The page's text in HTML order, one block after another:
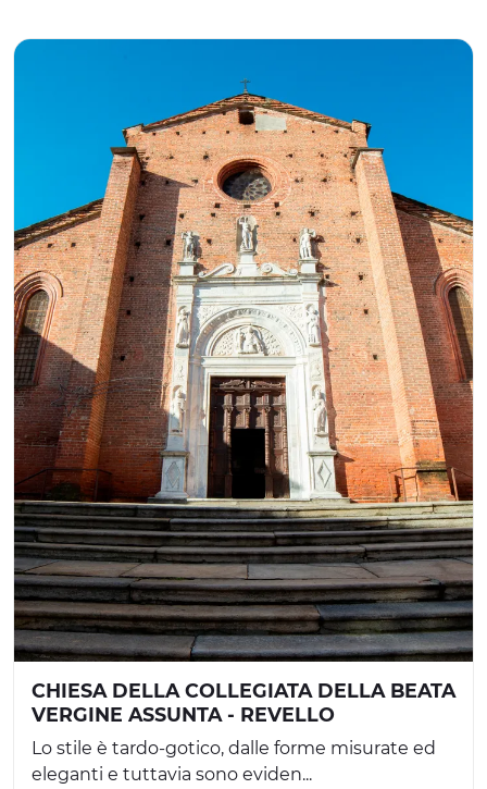
CHIESA DELLA COLLEGIATA DELLA BEATA
VERGINE ASSUNTA - REVELLO
Lo stile è tardo-gotico, dalle forme misurate ed
eleganti e tuttavia sono eviden...